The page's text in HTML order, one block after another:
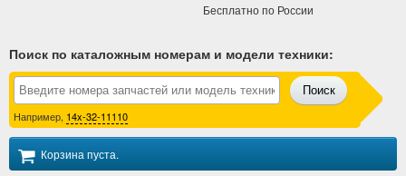
Бесплатно по России
Поиск по каталожным номерам и модели техники:
Поиск
Например, 14x-32-11110
Корзина пуста.